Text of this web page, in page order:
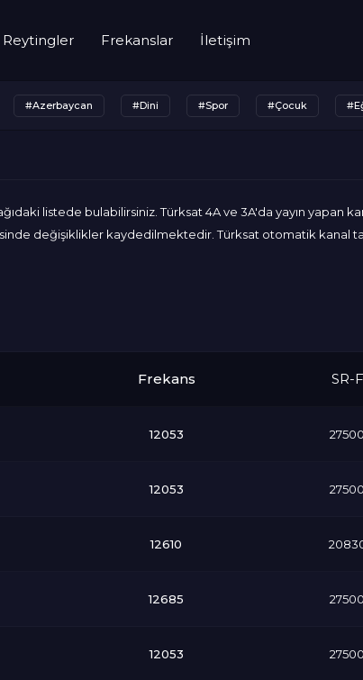
Reytingler Frekanslar İletişim
#Azerbaycan #Dini #Spor #Çocuk
listede bulabilirsiniz. Türksat 4A ve 3A'da yayın
değişiklikler kaydedilmektedir. Türksat otomatik kanal
Frekans SR-
12053
12053
12610
12685
12053